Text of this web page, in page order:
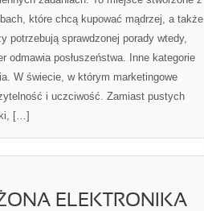
które chcą kupować mądrzej, a także
potrzebują sprawdzonej porady wtedy,
odmawia posłuszeństwa. Inne kategorie
W świecie, w którym marketingowe
i uczciwość. Zamiast pustych
[…]
ELEKTRONIKA